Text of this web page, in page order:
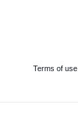
Terms of use